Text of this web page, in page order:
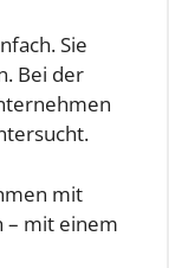
Sie
Bei der
mit
– mit einem